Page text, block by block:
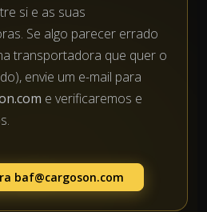
si e as suas
Se algo parecer errado
transportadora que quer o
envie um e-mail para
e verificaremos e
baf@cargoson.com